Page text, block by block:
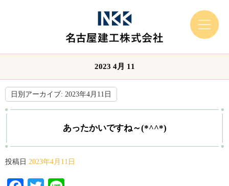
2023 4月 11
日別アーカイブ: 2023年4月11日
あったかいですね～(*^^*)
投稿日 2023年4月11日